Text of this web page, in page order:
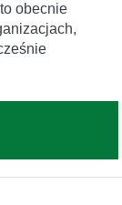
obecnie